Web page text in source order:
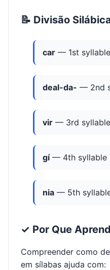
📝 Divisão
car — 1st syllable
deal-da- — 2nd
vir — 3rd syllable
gí— 4th syllable
nia — 5th
✓ Por Que
Compreender como
em sílabas ajuda com: